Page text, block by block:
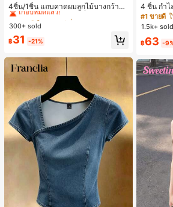
4ชิ้น/1ชิ้น แถบคาดผมลูกไม้บางกว้างยื
ดหยุ่นสำหรับผู้หญิง, แฟชั่นอเนกประสง
ค์พรีเมียมหรูหราสไตล์มินิมอล ผ้าพันคอ
เล็กๆ ห่วงผม อุปกรณ์เสริมผม, เหมาะสำ
หรับการออกไปข้างนอกประจำวัน, ลำล
อง, งานปาร์ตี้, การเดินทาง, การพักผ่อ
น, การมัดผม, การจัดทรงผม, การแต่งห
น้า, การจับคู่ชุด, อุปกรณ์เสริมประดับผ
ม
เกือบหมดแล้ว!
#1 ขายดี ใน หลากสี ที่คาดผม
เกือบหมดแล้ว!
#1 ขายดี ใน หลากสี ที่คาดผม
เกือบหมดแล้ว!
#1 ขายดี ใน หลากสี ที่คาดผม
300+ sold
฿31 -21%
4 ชิ้น กำไ
ทจหรูหรา
ทันสมัย, เ
ะจำวันแล
บเธอ
#1 ขายดี
1.5k+ sold
฿63 -